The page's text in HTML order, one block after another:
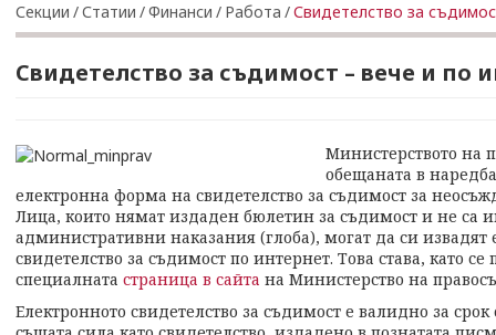
Секции /Статии /Финанси / Работа /Свидетелство за
Свидетелство за съдимост – вече и по
Министерството на
обещаната в
електронна форма на свидетелство за съдимост за
Лица, които нямат издаден бюлетин за съдимост и не са
административни наказания (глоба), могат да си извадят
свидетелство за съдимост по интернет. Това става, като
специалната страница в сайта на Министерство на
Електронното свидетелство за съдимост е валидно за